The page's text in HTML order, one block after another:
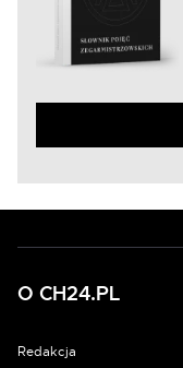
O CH24.PL
Redakcja